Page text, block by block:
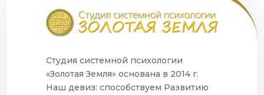
Студия системной психологии
«Золотая Земля» основана в 2014 г.
Наш девиз: способствуем Развитию